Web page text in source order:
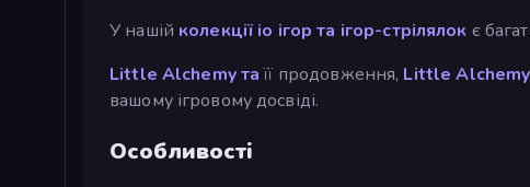
У нашій колекції io ігор та ігор-стрілялок є
Little Alchemy та її продовження, Little
вашому ігровому досвіді.
Особливості